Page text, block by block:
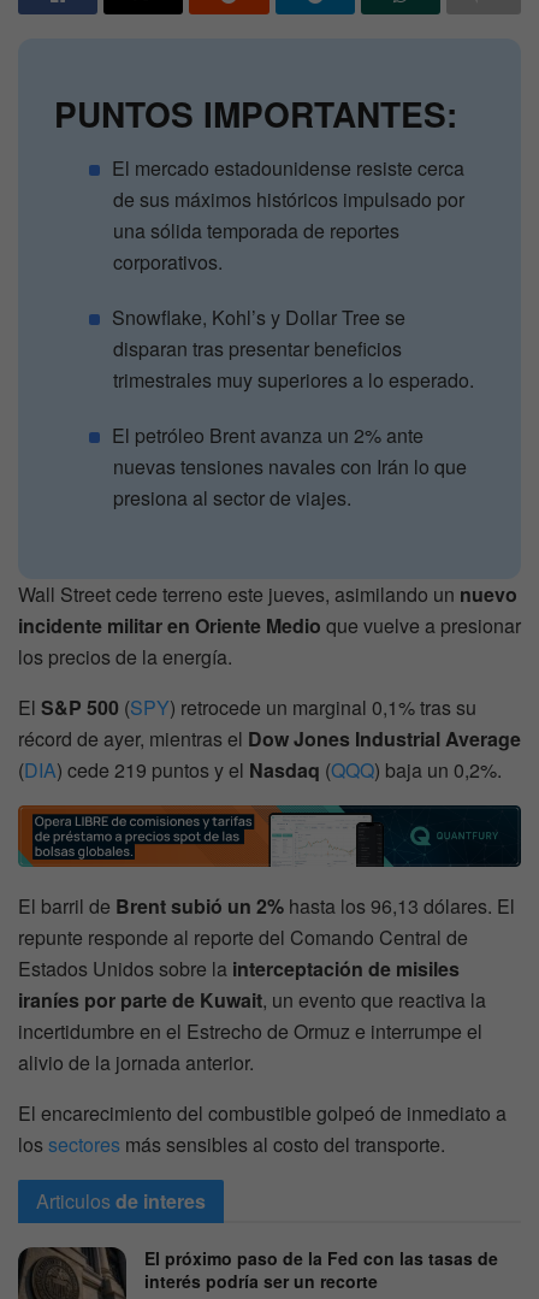
PUNTOS IMPORTANTES:
El mercado estadounidense resiste cerca
de sus máximos históricos impulsado por
una sólida temporada de reportes
corporativos.
Snowflake, Kohl’s y Dollar Tree se
disparan tras presentar beneficios
trimestrales muy superiores a lo esperado.
El petróleo Brent avanza un 2% ante
nuevas tensiones navales con Irán lo que
presiona al sector de viajes.
Wall Street cede terreno este jueves, asimilando un nuevo
incidente militar en Oriente Medio que vuelve a presionar
los precios de la energía.
El S&P 500 (SPY) retrocede un marginal 0,1% tras su
récord de ayer, mientras el Dow Jones Industrial Average
(DIA) cede 219 puntos y el Nasdaq (QQQ) baja un 0,2%.
El barril de Brent subió un 2% hasta los 96,13 dólares. El
repunte responde al reporte del Comando Central de
Estados Unidos sobre la interceptación de misiles
iraníes por parte de Kuwait, un evento que reactiva la
incertidumbre en el Estrecho de Ormuz e interrumpe el
alivio de la jornada anterior.
El encarecimiento del combustible golpeó de inmediato a
lossectores más sensibles al costo del transporte.
Articulosde interes
El próximo paso de la Fed con las tasas de
interés podría ser un recorte